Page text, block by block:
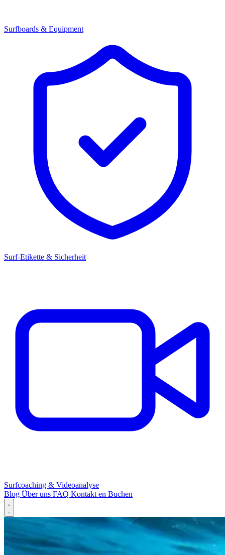
Surfboards & Equipment
Surf-Etikette & Sicherheit
Surfcoaching & Videoanalyse
Blog Über uns FAQ Kontakten Buchen